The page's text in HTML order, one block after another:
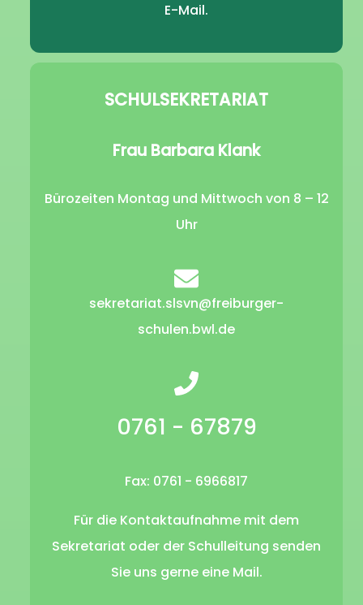
E-Mail.
SCHULSEKRETARIAT
Frau Barbara Klank
Bürozeiten Montag und Mittwoch von 8 – 12
Uhr
sekretariat.slsvn@freiburger-
schulen.bwl.de
0761 - 67879
Fax: 0761 - 6966817
Für die Kontaktaufnahme mit dem
Sekretariat oder der Schulleitung senden
Sie uns gerne eine Mail.